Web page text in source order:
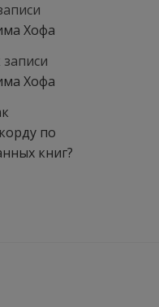
Хофа
записи
Хофа
по
книг?